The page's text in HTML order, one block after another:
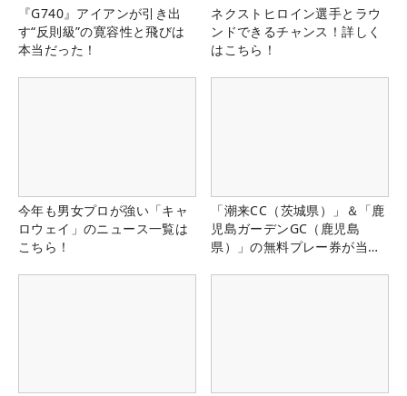
『G740』アイアンが引き出
す“反則級”の寛容性と飛びは
本当だった！
ネクストヒロイン選手とラウ
ンドできるチャンス！詳しく
はこちら！
今年も男女プロが強い「キャ
ロウェイ」のニュース一覧は
こちら！
「潮来CC（茨城県）」＆「鹿
児島ガーデンGC（鹿児島
県）」の無料プレー券が当た